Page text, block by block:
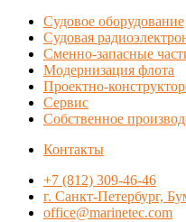
Судовое оборудование
Судовая
Сменно-запасные
Модернизация флота
Проектно-
Сервис
Собственное
Контакты
+7 (812) 309-46-46
г. Санкт-Петербург,
office@marinetec.com